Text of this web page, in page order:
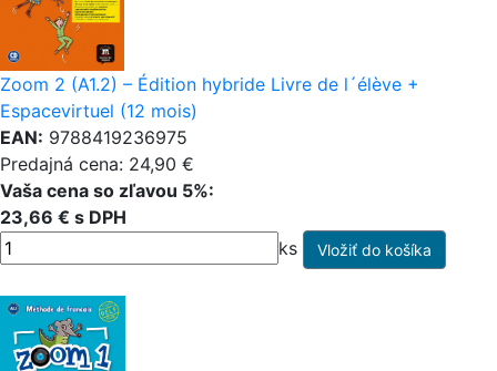
Zoom 2 (A1.2) – Édition hybride Livre de l´élève +
Espacevirtuel (12 mois)
EAN: 9788419236975
Predajná cena: 24,90 €
Vaša cena so zľavou 5%:
23,66 € s DPH
ks